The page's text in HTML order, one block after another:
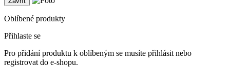
Oblíbené produkty
Přihlaste se
Pro přidání produktu k oblíbeným se musíte přihlásit nebo
registrovat do e-shopu.